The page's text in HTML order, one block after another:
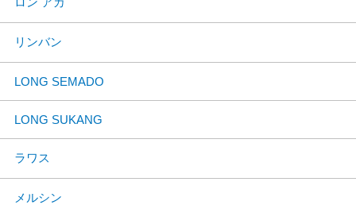
リンバン
LONG SEMADO
LONG SUKANG
ラワス
メルシン